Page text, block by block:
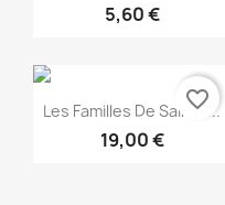
5,60 €
Snabbvy
Les Familles De Sainte...
19,00 €
favorite_border